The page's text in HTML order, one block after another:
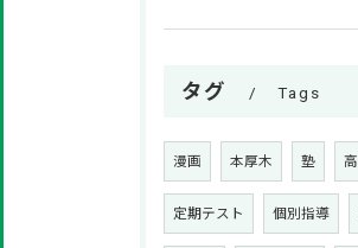
タグ Tags
漫画 本厚木 塾
定期テスト 個別指導